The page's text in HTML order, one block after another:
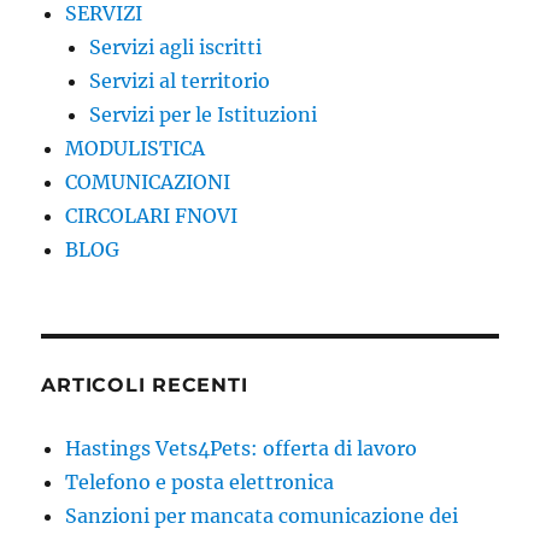
SERVIZI
Servizi agli iscritti
Servizi al territorio
Servizi per le Istituzioni
MODULISTICA
COMUNICAZIONI
CIRCOLARI FNOVI
BLOG
ARTICOLI RECENTI
Hastings Vets4Pets: offerta di lavoro
Telefono e posta elettronica
Sanzioni per mancata comunicazione dei